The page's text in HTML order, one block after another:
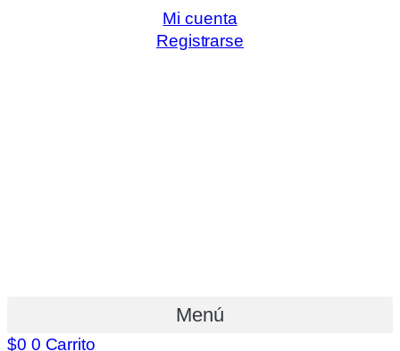
Mi cuenta
Registrarse
Menú
$0 0 Carrito